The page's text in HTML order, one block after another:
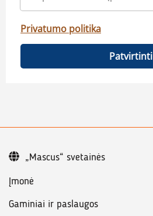
Privatumo politika
Patvirtinti
Įmonė
Gaminiai ir paslaugos
„Mascus“ svetainės